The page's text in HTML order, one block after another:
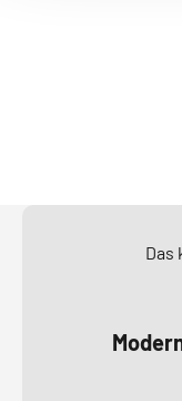
Das